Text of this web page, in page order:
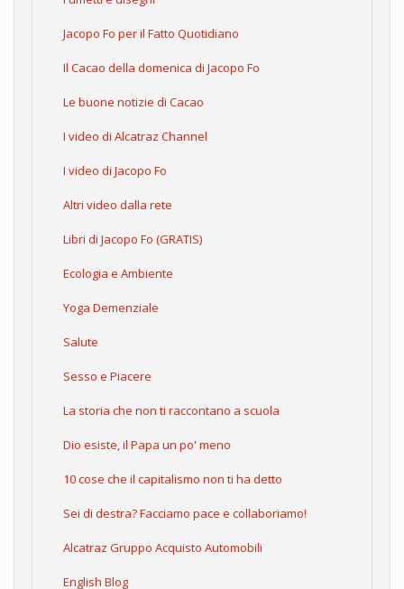
Jacopo Fo per il Fatto Quotidiano
Il Cacao della domenica di Jacopo Fo
Le buone notizie di Cacao
I video di Alcatraz Channel
I video di Jacopo Fo
Altri video dalla rete
Libri di Jacopo Fo (GRATIS)
Ecologia e Ambiente
Yoga Demenziale
Salute
Sesso e Piacere
La storia che non ti raccontano a scuola
Dio esiste, il Papa un po' meno
10 cose che il capitalismo non ti ha detto
Sei di destra? Facciamo pace e collaboriamo!
Alcatraz Gruppo Acquisto Automobili
English Blog